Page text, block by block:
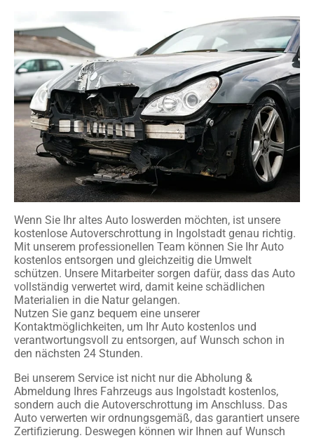
Wenn Sie Ihr altes Auto loswerden möchten, ist unsere
kostenlose Autoverschrottung in Ingolstadt genau richtig.
Mit unserem professionellen Team können Sie Ihr Auto
kostenlos entsorgen und gleichzeitig die Umwelt
schützen. Unsere Mitarbeiter sorgen dafür, dass das Auto
vollständig verwertet wird, damit keine schädlichen
Materialien in die Natur gelangen.
Nutzen Sie ganz bequem eine unserer
Kontaktmöglichkeiten, um Ihr Auto kostenlos und
verantwortungsvoll zu entsorgen, auf Wunsch schon in
den nächsten 24 Stunden.
Bei unserem Service ist nicht nur die Abholung &
Abmeldung Ihres Fahrzeugs aus Ingolstadt kostenlos,
sondern auch die Autoverschrottung im Anschluss. Das
Auto verwerten wir ordnungsgemäß, das garantiert unsere
Zertifizierung. Deswegen können wir Ihnen auf Wunsch